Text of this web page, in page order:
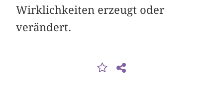
Wirklichkeiten erzeugt oder
verändert.